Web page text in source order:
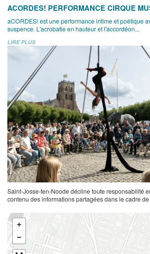
ACORDES! PERFORMANCE CIRQUE
aCORDES! est une performance intime et poétique
suspence. L'acrobatie en hauteur et l'accordéon...
LIRE PLUS
Saint-Josse-ten-Noode décline toute responsabilité
contenu des informations partagées dans le cadre de